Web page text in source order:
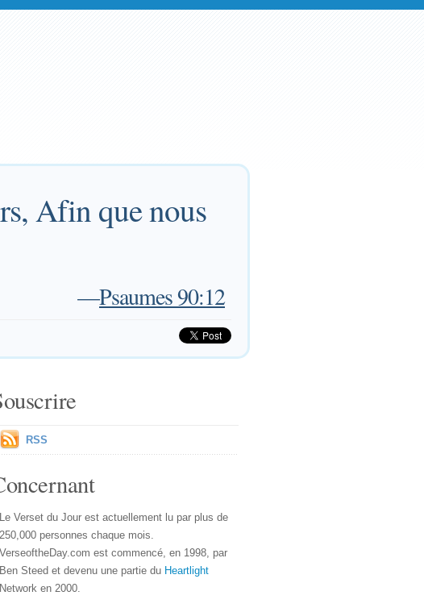
Afin que nous
—Psaumes 90:12
RSS
Le Verset du Jour est actuellement lu par plus de
250,000 personnes chaque mois.
VerseoftheDay.com est commencé, en 1998, par
Ben Steed et devenu une partie du Heartlight
Network en 2000.